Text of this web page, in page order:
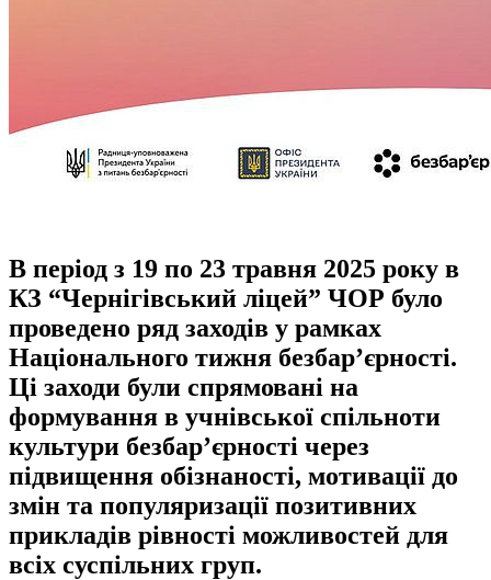
В період з 19 по 23 травня 2025 року в
КЗ “Чернігівський ліцей” ЧОР було
проведено ряд заходів у рамках
Національного тижня безбар’єрності.
Ці заходи були спрямовані на
формування в учнівської спільноти
культури безбар’єрності через
підвищення обізнаності, мотивації до
змін та популяризації позитивних
прикладів рівності можливостей для
всіх суспільних груп.